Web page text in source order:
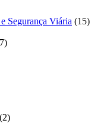
Segurança Viária (15)
(2)